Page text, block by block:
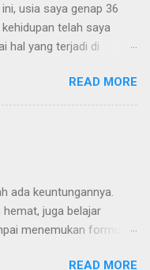
usia saya genap 36
telah saya
hal yang terjadi di
sudah lewat. Pada
dengan teman
memanjat pohon
remaja saya yang
dengan menulis
juga sudah lewat. Dan
READ MORE
ada keuntungannya.
juga belajar
menemukan formula
READ MORE